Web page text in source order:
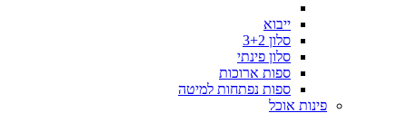
ייבוא
סלון 3+2
סלון פינתי
ספות ארוכות
ספות נפתחות למיטה
פינות אוכל